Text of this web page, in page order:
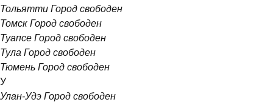
Тольятти Город свободен
Томск Город свободен
Туапсе Город свободен
Тула Город свободен
Тюмень Город свободен
У
Улан-Удэ Город свободен